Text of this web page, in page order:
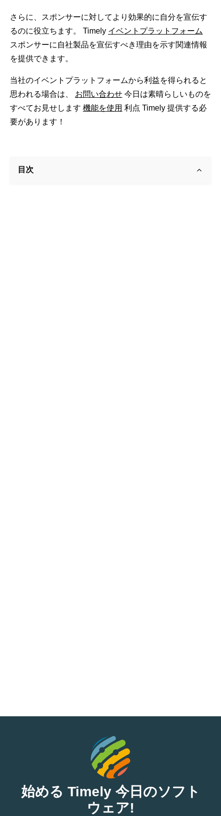
さらに、スポンサーに対してより効果的に自分を宣伝す
るのに役立ちます。 Timely イベントプラットフォーム
スポンサーに自社製品を宣伝すべき理由を示す関連情報
を提供できます。
当社のイベントプラットフォームから利益を得られると
思われる場合は、 お問い合わせ 今日は素晴らしいものを
すべてお見せします 機能を使用 利点 Timely 提供する必
要があります！
目次
始める Timely 今日のソフト
ウェア!